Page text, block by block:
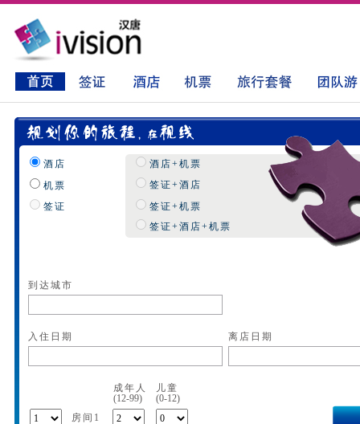
酒店
机票
签证
酒店+机票
签证+机票
签证+酒店
签证+酒店+机票
到达城市
入住日期 离店日期
成年人
儿童
(12-99)
(0-12)
房间1